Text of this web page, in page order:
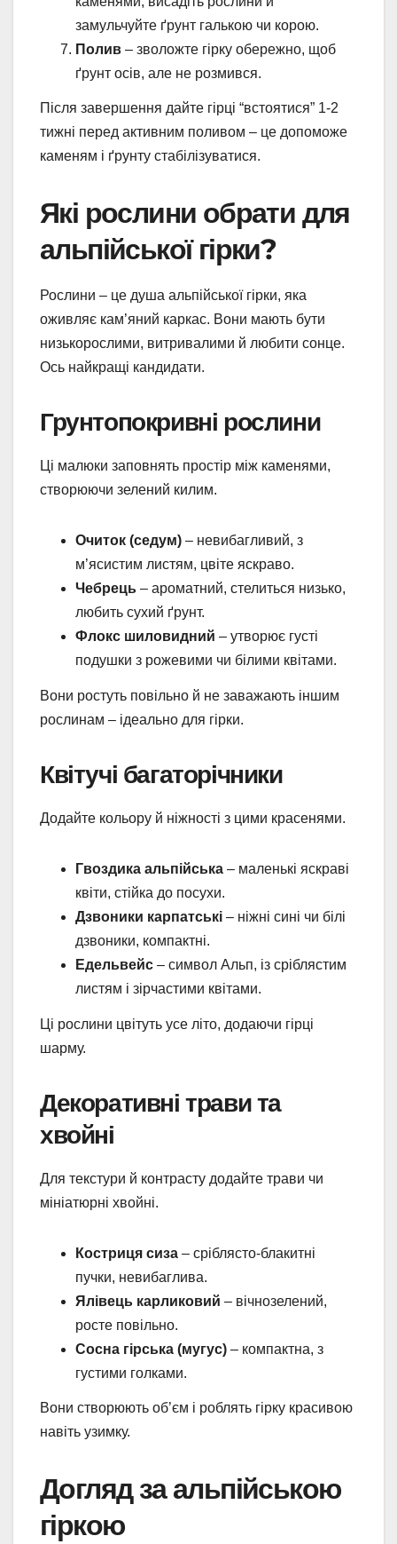
замульчуйте ґрунт галькою чи корою.
Полив – зволожте гірку обережно, щоб
ґрунт осів, але не розмився.
Після завершення дайте гірці “встоятися” 1-2
тижні перед активним поливом – це допоможе
каменям і ґрунту стабілізуватися.
Які рослини обрати для
альпійської гірки?
Рослини – це душа альпійської гірки, яка
оживляє кам’яний каркас. Вони мають бути
низькорослими, витривалими й любити сонце.
Ось найкращі кандидати.
Грунтопокривні рослини
Ці малюки заповнять простір між каменями,
створюючи зелений килим.
Очиток (седум) – невибагливий, з
м’ясистим листям, цвіте яскраво.
Чебрець – ароматний, стелиться низько,
любить сухий ґрунт.
Флокс шиловидний – утворює густі
подушки з рожевими чи білими квітами.
Вони ростуть повільно й не заважають іншим
рослинам – ідеально для гірки.
Квітучі багаторічники
Додайте кольору й ніжності з цими красенями.
Гвоздика альпійська – маленькі яскраві
квіти, стійка до посухи.
Дзвоники карпатські – ніжні сині чи білі
дзвоники, компактні.
Едельвейс – символ Альп, із сріблястим
листям і зірчастими квітами.
Ці рослини цвітуть усе літо, додаючи гірці
шарму.
Декоративні трави та
хвойні
Для текстури й контрасту додайте трави чи
мініатюрні хвойні.
Костриця сиза – сріблясто-блакитні
пучки, невибаглива.
Ялівець карликовий – вічнозелений,
росте повільно.
Сосна гірська (мугус) – компактна, з
густими голками.
Вони створюють об’єм і роблять гірку красивою
навіть узимку.
Догляд за альпійською
гіркою